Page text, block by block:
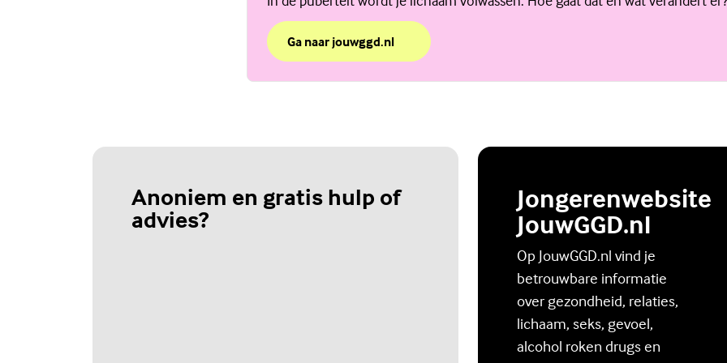
Ga naar jouwggd.nl
over Veranderingen tijdens de puberteit
(Externe link)
Anoniem en gratis hulp of
advies?
Jongerenwebsite
JouwGGD.nl
Op JouwGGD.nl vind je
betrouwbare informatie
over gezondheid, relaties,
lichaam, seks, gevoel,
alcohol roken drugs en